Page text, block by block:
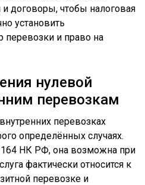
договоры, чтобы налоговая
установить
перевозки и право на
нулевой
перевозкам
перевозках
определённых случаях.
164 НК РФ, она возможна при
фактически относится к
перевозке и